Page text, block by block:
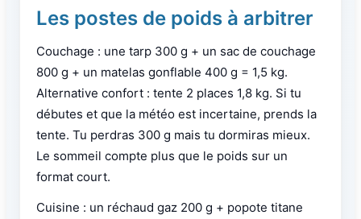
Les postes de poids à arbitrer
Couchage : une tarp 300 g + un sac de couchage
800 g + un matelas gonflable 400 g = 1,5 kg.
Alternative confort : tente 2 places 1,8 kg. Si tu
débutes et que la météo est incertaine, prends la
tente. Tu perdras 300 g mais tu dormiras mieux.
Le sommeil compte plus que le poids sur un
format court.
Cuisine : un réchaud gaz 200 g + popote titane